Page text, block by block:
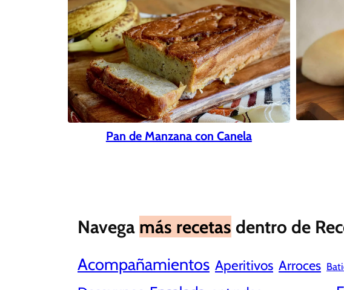
Pan de Manzana con Canela
Navega más recetas dentro de
Acompañamientos Aperitivos Arroces